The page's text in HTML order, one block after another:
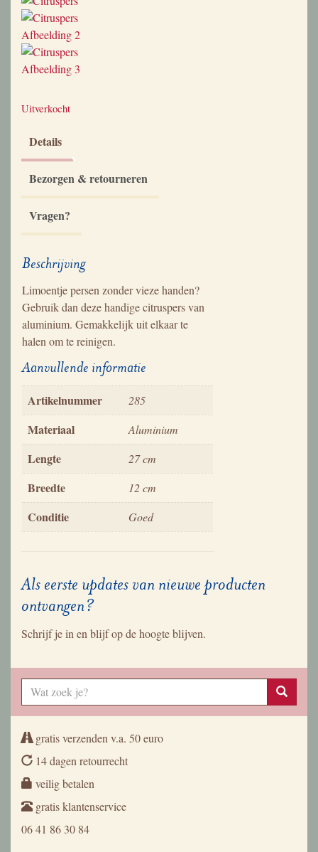
Uitverkocht
Details
Bezorgen & retourneren
Vragen?
Beschrijving
Limoentje persen zonder vieze handen?
Gebruik dan deze handige citruspers van
aluminium. Gemakkelijk uit elkaar te
halen om te reinigen.
Aanvullende informatie
Artikelnummer 285
Materiaal Aluminium
Lengte 27 cm
Breedte 12 cm
Conditie Goed
Als eerste updates van nieuwe producten
ontvangen?
Schrijf je in en blijf op de hoogte blijven.
gratis verzenden v.a. 50 euro
14 dagen retourrecht
veilig betalen
gratis klantenservice
06 41 86 30 84